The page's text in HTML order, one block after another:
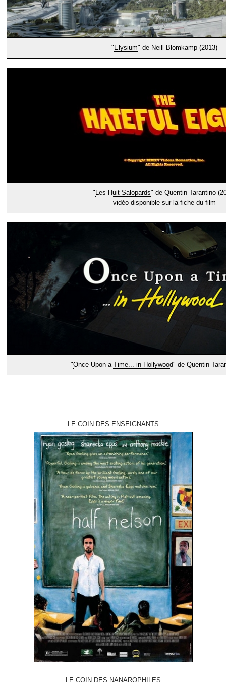
" Elysium" de Neill Blomkamp (2013)
"Les Huit Salopards" de Quentin Tarantino
vidéo disponible sur la fiche du film
"Once Upon a Time... in Hollywood" de Quentin
LE COIN DES ENSEIGNANTS
LE COIN DES NANAROPHILES